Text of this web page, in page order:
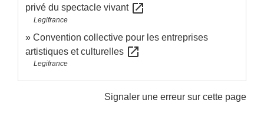
privé du spectacle vivant open_in_new
Legifrance
Convention collective pour les entreprises
artistiques et culturelles open_in_new
Legifrance
Signaler une erreur sur cette page